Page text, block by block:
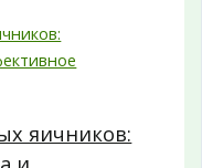
яичников: